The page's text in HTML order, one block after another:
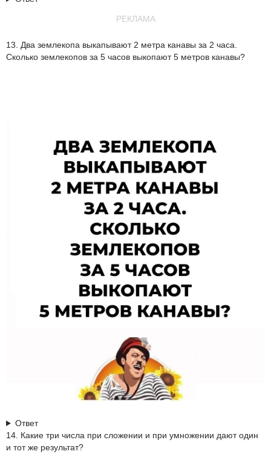
РЕКЛАМА
13. Два землекопа выкапывают 2 метра канавы за 2 часа.
Сколько землекопов за 5 часов выкопают 5 метров канавы?
Ответ
14. Какие три числа при сложении и при умножении дают один
и тот же результат?